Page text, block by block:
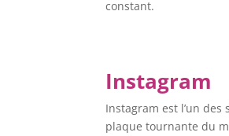
constant.
Instagram
Instagram est l’un
plaque tournante du